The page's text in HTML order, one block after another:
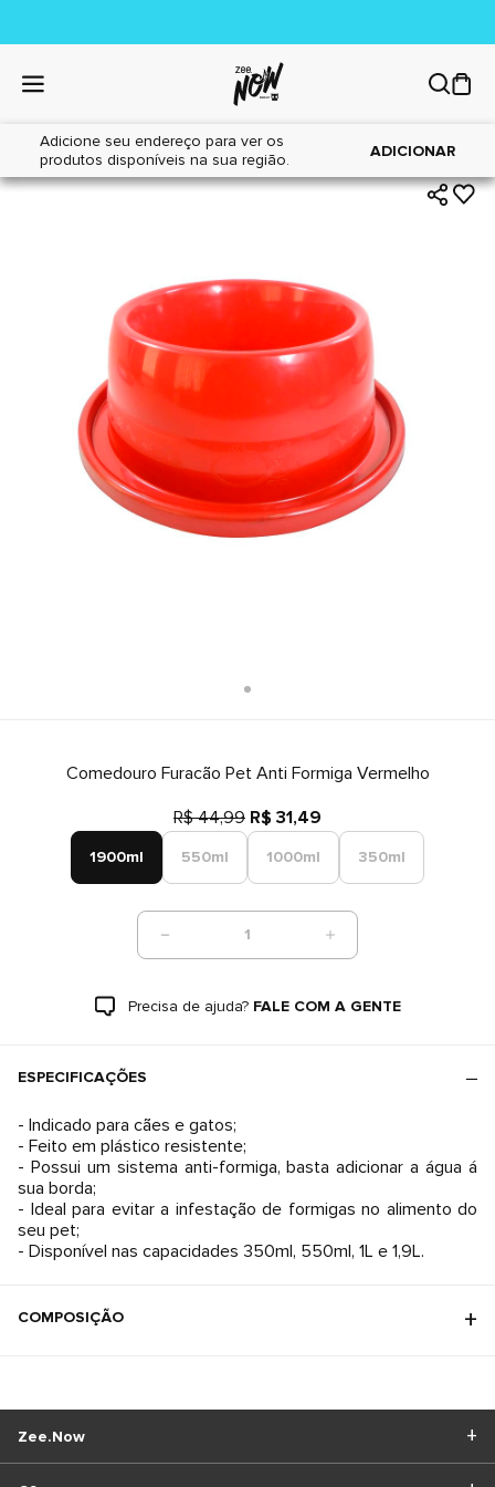
Adicione seu endereço para ver os
produtos disponíveis na sua região.
ADICIONAR
Home|Cães|Acessórios
Comedouro Furacão Pet Anti Formiga Vermelho
R$ 44,99 R$ 31,49
1900ml 550ml 1000ml 350ml
1
Precisa de ajuda? FALE COM A GENTE
ESPECIFICAÇÕES
- Indicado para cães e gatos;
- Feito em plástico resistente;
- Possui um sistema anti-formiga, basta adicionar a água á
sua borda;
- Ideal para evitar a infestação de formigas no alimento do
seu pet;
- Disponível nas capacidades 350ml, 550ml, 1L e 1,9L.
COMPOSIÇÃO
Zee.Now